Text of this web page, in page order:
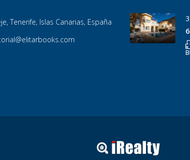
Tenerife, Islas Canarias, España